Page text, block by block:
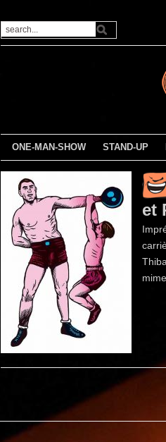
ONE-MAN-SHOW STAND-UP
et